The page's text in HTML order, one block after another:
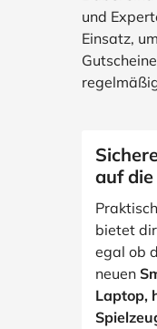
und
Einsatz,
auf
bietet
egal ob
neuen
Laptop,